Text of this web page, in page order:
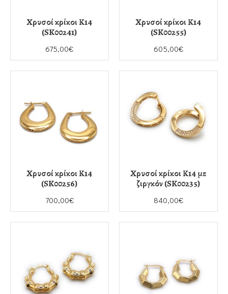
Χρυσοί κρίκοι Κ14
(SK00241)
675,00€
Χρυσοί κρίκοι Κ14
(SK00255)
605,00€
Χρυσοί κρίκοι Κ14
(SK00256)
700,00€
Χρυσοί κρίκοι Κ14 με
ζιργκόν (SK00235)
840,00€